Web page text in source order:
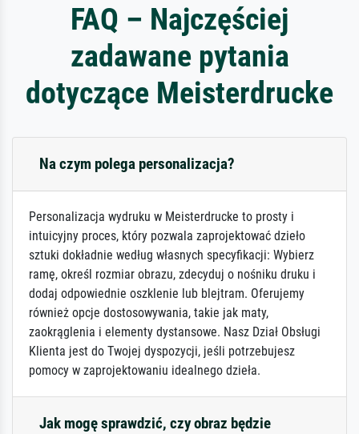
FAQ – Najczęściej
zadawane pytania
dotyczące Meisterdrucke
Na czym polega personalizacja?
Personalizacja wydruku w Meisterdrucke to prosty i
intuicyjny proces, który pozwala zaprojektować dzieło
sztuki dokładnie według własnych specyfikacji: Wybierz
ramę, określ rozmiar obrazu, zdecyduj o nośniku druku i
dodaj odpowiednie oszklenie lub blejtram. Oferujemy
również opcje dostosowywania, takie jak maty,
zaokrąglenia i elementy dystansowe. Nasz Dział Obsługi
Klienta jest do Twojej dyspozycji, jeśli potrzebujesz
pomocy w zaprojektowaniu idealnego dzieła.
Jak mogę sprawdzić, czy obraz będzie